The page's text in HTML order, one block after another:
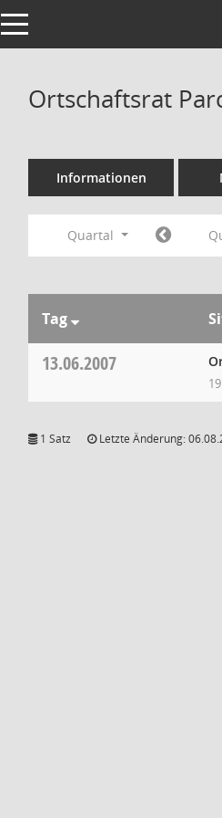
Toggle navigation
Ortschaftsrat
Informationen
Quartal
Tag
13.06.2007
1 Satz Letzte Änderung: